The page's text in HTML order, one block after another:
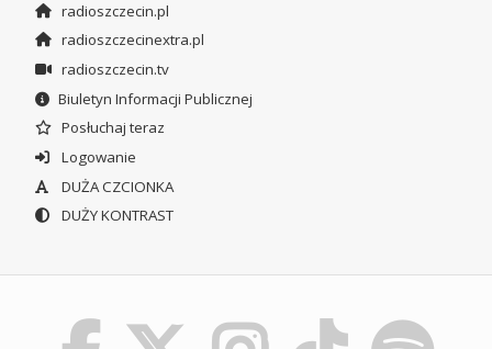
radioszczecin.pl
radioszczecinextra.pl
radioszczecin.tv
Biuletyn Informacji Publicznej
Posłuchaj teraz
Logowanie
DUŻA CZCIONKA
DUŻY KONTRAST